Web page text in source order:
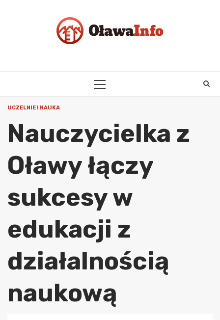
PRIMARY
UCZELNIE I NAUKA
Nauczycielka z
Oławy łączy
sukcesy w
edukacji z
działalnością
naukową